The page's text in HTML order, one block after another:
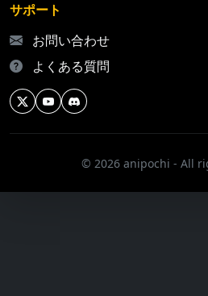
サポート
お問い合わせ
よくある質問
© 2026 anipochi - All